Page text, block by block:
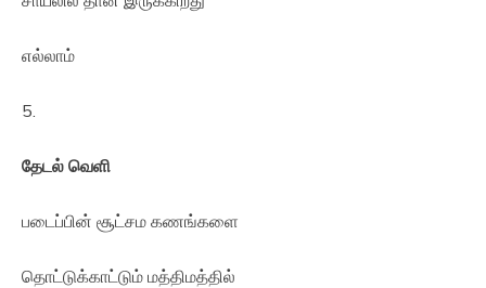
எல்லாம்
5.
தேடல் வெளி
படைப்பின் சூட்சம கணங்களை
தொட்டுக்காட்டும் மத்திமத்தில்